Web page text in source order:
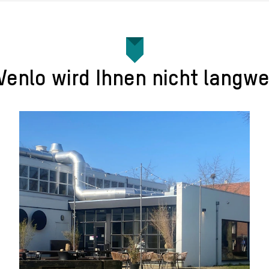
wird Ihnen nicht